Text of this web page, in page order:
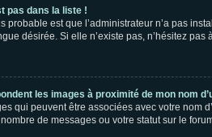
pas dans la liste !
probable est que l’administrateur n’a pas
désirée. Si elle n’existe pas, n’hésitez
les images à proximité de mon nom
qui peuvent être associées avec votre nom
de messages ou votre statut sur le